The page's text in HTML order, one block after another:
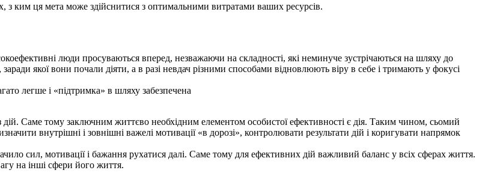
з ким ця мета може здійснитися з оптимальними витратами ваших ресурсів.
люди просуваються вперед, незважаючи на складності, які неминуче зустрічаються на шляху до
якої вони почали діяти, а в разі невдач різними способами відновлюють віру в себе і тримають у фокусі
легше і «підтримка» в шляху забезпечена
Саме тому заключним життєво необхідним елементом особистої ефективності є дія. Таким чином, сьомий
внутрішні і зовнішні важелі мотивації «в дорозі», контролювати результати дій і коригувати напрямок
сил, мотивації і бажання рухатися далі. Саме тому для ефективних дій важливий баланс у всіх сферах життя.
на інші сфери його життя.